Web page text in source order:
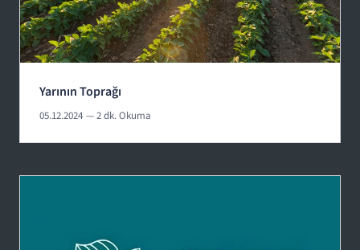
Yarının Toprağı
05.12.2024 — 2 dk. Okuma